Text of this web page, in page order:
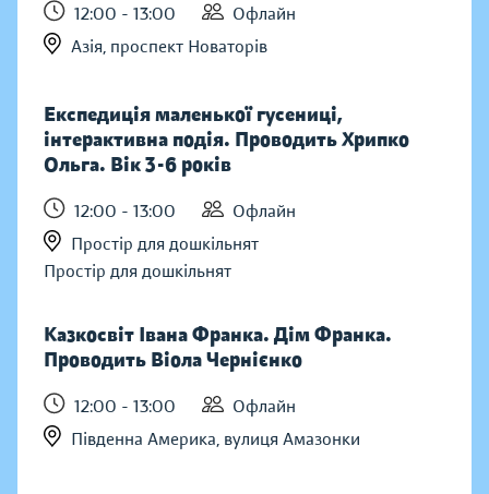
12:00 - 13:00
Офлайн
Азія, проспект Новаторів
Експедиція маленької гусениці,
інтерактивна подія. Проводить Хрипко
Ольга. Вік 3-6 років
12:00 - 13:00
Офлайн
Простір для дошкільнят
Простір для дошкільнят
Казкосвіт Івана Франка. Дім Франка.
Проводить Віола Чернієнко
12:00 - 13:00
Офлайн
Південна Америка, вулиця Амазонки